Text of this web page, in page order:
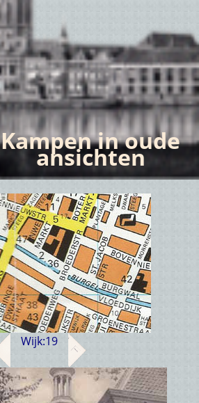
Kampen in oude
ansichten
Wijk:19